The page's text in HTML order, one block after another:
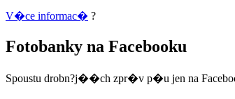
V�ce informac� ?
Fotobanky na Facebooku
Spoustu drobn?j��ch zpr�v p�u jen na